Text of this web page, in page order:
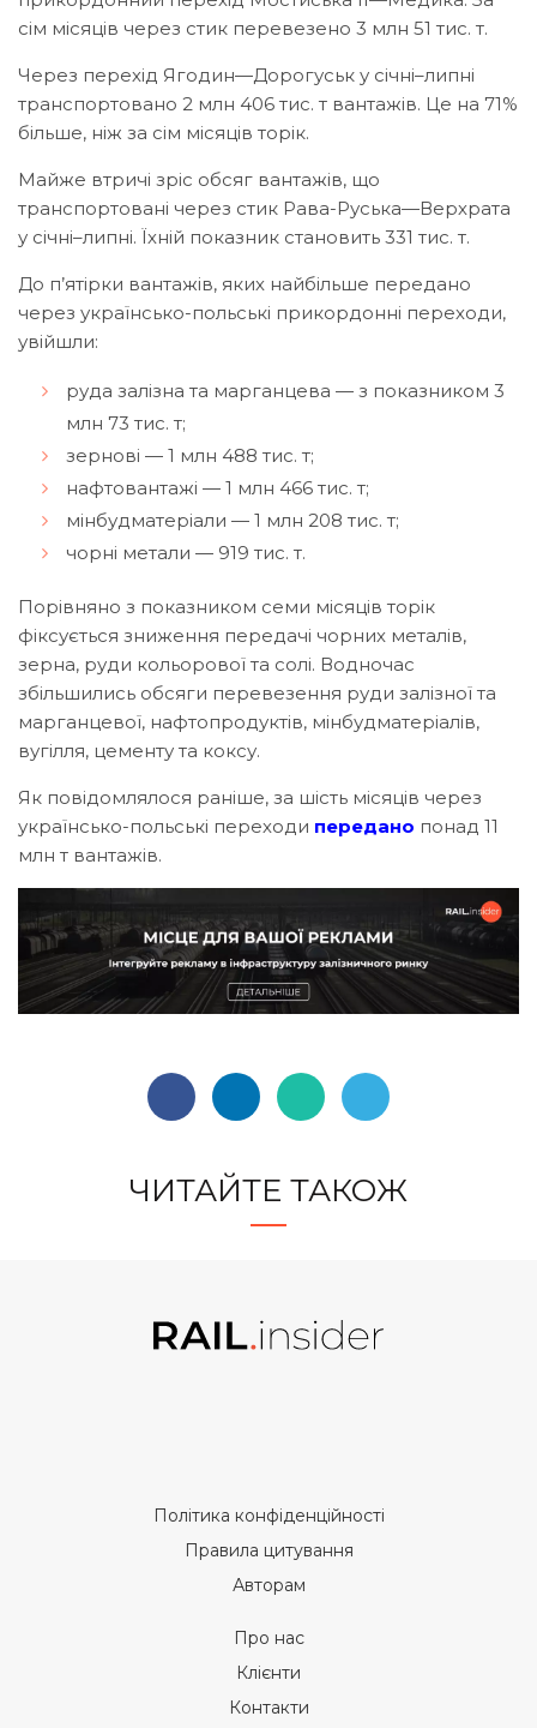
сім місяців через стик перевезено 3 млн 51 тис. т.
Через перехід Ягодин—Дорогуськ у січні–липні
транспортовано 2 млн 406 тис. т вантажів. Це на 71%
більше, ніж за сім місяців торік.
Майже втричі зріс обсяг вантажів, що
транспортовані через стик Рава-Руська—Верхрата
у січні–липні. Їхній показник становить 331 тис. т.
До п’ятірки вантажів, яких найбільше передано
через українсько-польські прикордонні переходи,
увійшли:
руда залізна та марганцева — з показником 3
млн 73 тис. т;
зернові — 1 млн 488 тис. т;
нафтовантажі — 1 млн 466 тис. т;
мінбудматеріали — 1 млн 208 тис. т;
чорні метали — 919 тис. т.
Порівняно з показником семи місяців торік
фіксується зниження передачі чорних металів,
зерна, руди кольорової та солі. Водночас
збільшились обсяги перевезення руди залізної та
марганцевої, нафтопродуктів, мінбудматеріалів,
вугілля, цементу та коксу.
Як повідомлялося раніше, за шість місяців через
українсько-польські переходи передано понад 11
млн т вантажів.
ЧИТАЙТЕ ТАКОЖ
Політика конфіденційності
Правила цитування
Авторам
Про нас
Клієнти
Контакти